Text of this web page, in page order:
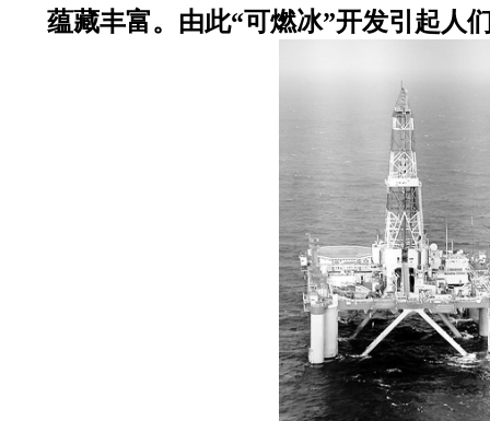
蕴藏丰富。由此“可燃冰”开发引起